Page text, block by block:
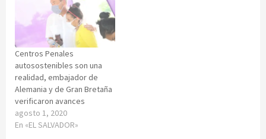
Centros Penales
autosostenibles son una
realidad, embajador de
Alemania y de Gran Bretaña
verificaron avances
agosto 1, 2020
En «EL SALVADOR»